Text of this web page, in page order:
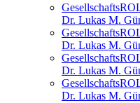
Dr. Lukas M.
Dr. Lukas M.
Dr. Lukas M.
Dr. Lukas M.